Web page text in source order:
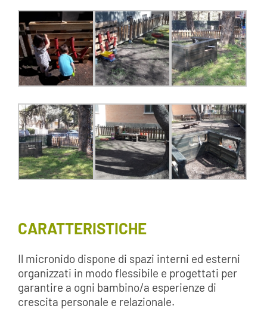
CARATTERISTICHE
Il micronido dispone di spazi interni ed esterni
organizzati in modo flessibile e progettati per
garantire a ogni bambino/a esperienze di
crescita personale e relazionale.